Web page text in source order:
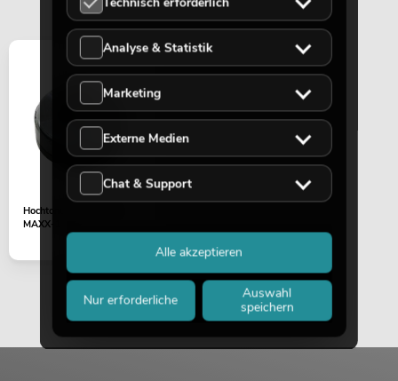
Hochtontreiber 8Ohm
MAXX-1206
Analyse & Statistik
Marketing
Externe Medien
Chat & Support
Nur erforderliche
Auswahl
speichern
Alle akzeptieren